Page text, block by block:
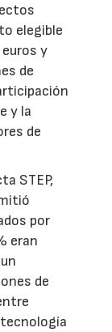
elegible
y
de
y la
de
STEP,
por
eran
de